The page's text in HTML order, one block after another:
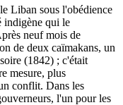
Liban sous l'obédience
indigène qui le
neuf mois de
de deux caïmakans, un
(1842) ; c'était
mesure, plus
conflit. Dans les
l'un pour les